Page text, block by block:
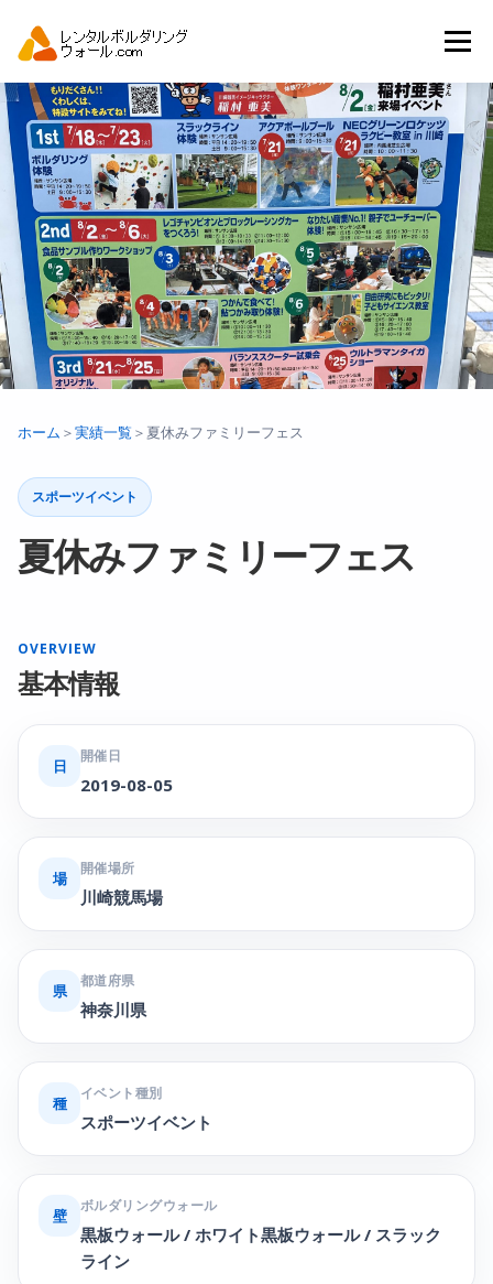
ツ
へ
ス
キ
メニュー
トップ 自動見積り 商品一覧
アーバンスポーツイベント.JP
ホーム ＞実績一覧 ＞ 夏休みファミリーフェス
スポーツイベント
夏休みファミリーフェス
OVERVIEW
基本情報
日
開催日
2019-08-05
場
開催場所
川崎競馬場
県
都道府県
神奈川県
種
イベント種別
スポーツイベント
壁
ボルダリングウォール
黒板ウォール / ホワイト黒板ウォール / スラック
ライン